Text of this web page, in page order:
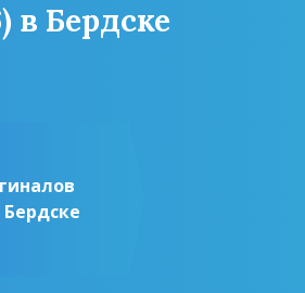
в Бердске